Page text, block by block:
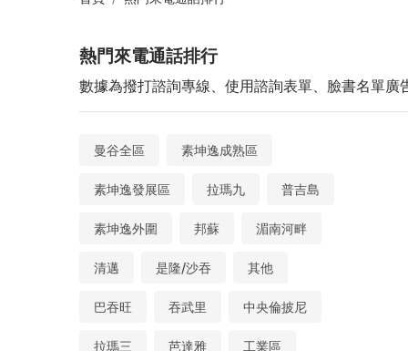
熱門來電通話排行
數據為撥打諮詢專線、使用諮詢表單、臉書名單廣
曼谷全區 素坤逸成熟區
素坤逸發展區 拉瑪九 普吉島
素坤逸外圍 邦蘇 湄南河畔
清邁 是隆/沙吞 其他
巴吞旺 吞武里 中央倫披尼
拉瑪三 芭達雅 工業區